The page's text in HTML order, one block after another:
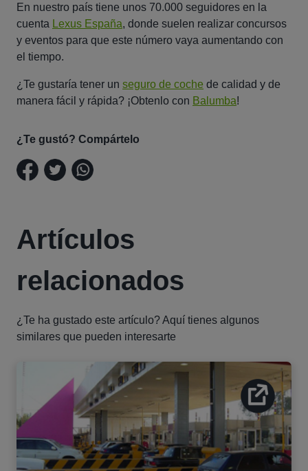
En nuestro país tiene unos 70.000 seguidores en la
cuenta Lexus España, donde suelen realizar concursos
y eventos para que este número vaya aumentando con
el tiempo.
¿Te gustaría tener un seguro de coche de calidad y de
manera fácil y rápida? ¡Obtenlo con Balumba!
¿Te gustó? Compártelo
Artículos
relacionados
¿Te ha gustado este artículo? Aquí tienes algunos
similares que pueden interesarte